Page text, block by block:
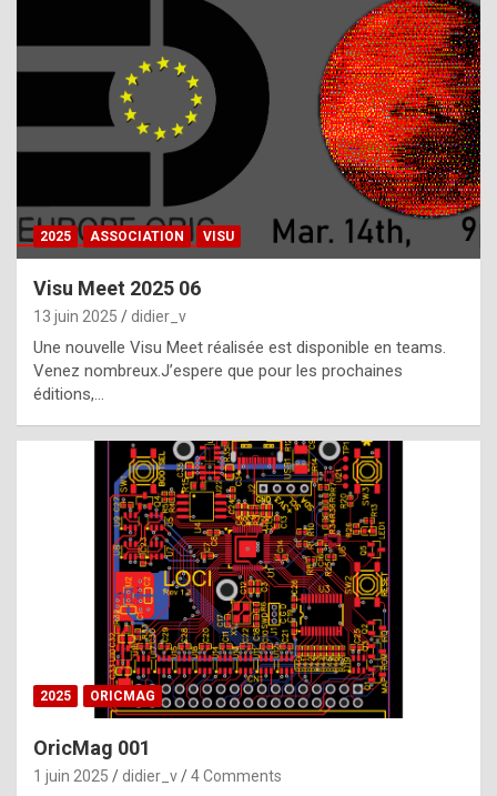
h
a
t
t
e
b
e
s
t
p
h
o
n
y
2025 ASSOCIATION VISU
Visu Meet 2025 06
13 juin 2025 didier_v
Une nouvelle Visu Meet réalisée est disponible en teams.
Venez nombreux.J’espere que pour les prochaines
éditions,…
2025 ORICMAG
OricMag 001
1 juin 2025 didier_v 4 Comments